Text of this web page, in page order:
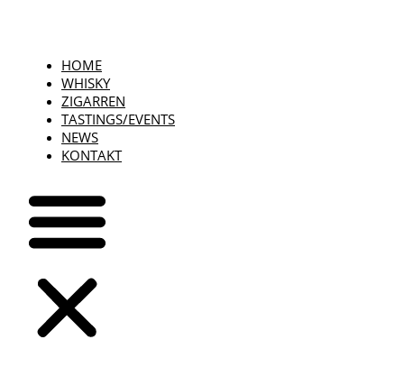
HOME
WHISKY
ZIGARREN
TASTINGS/EVENTS
NEWS
KONTAKT